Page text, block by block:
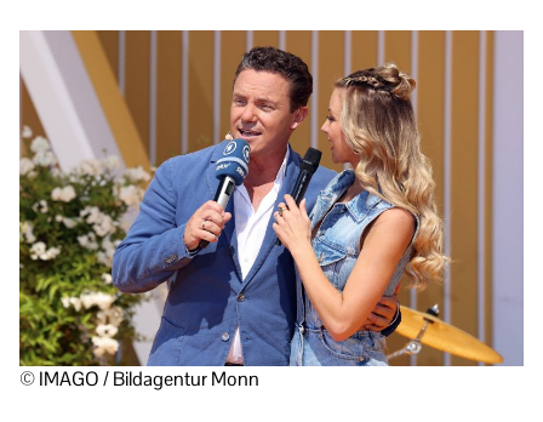
© IMAGO / Bildagentur Monn